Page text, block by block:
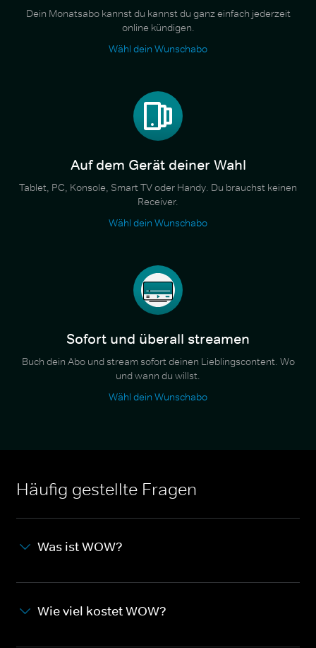
Dein Monatsabo kannst du kannst du ganz einfach jederzeit
online kündigen.
Wähl dein Wunschabo
Auf dem Gerät deiner Wahl
Tablet, PC, Konsole, Smart TV oder Handy. Du brauchst keinen
Receiver.
Wähl dein Wunschabo
Sofort und überall streamen
Buch dein Abo und stream sofort deinen Lieblingscontent. Wo
und wann du willst.
Wähl dein Wunschabo
Häufig gestellte Fragen
Was ist WOW?
Wie viel kostet WOW?